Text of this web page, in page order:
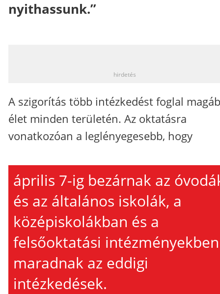
nyithassunk.”
hirdetés
A szigorítás több intézkedést foglal
élet minden területén. Az oktatásra
vonatkozóan a leglényegesebb, hogy
április 7-ig bezárnak az
és az általános iskolák, a
középiskolákban és a
felsőoktatási intézményekben
maradnak az eddigi
intézkedések.